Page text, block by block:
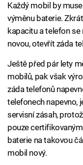
Každý mobil by
výměnu baterie.
kapacitu a telefon
novou, otevřít záda
Ještě před pár lety
mobilů, pak však
záda telefonů
telefonech napevno,
servisní zásah,
pouze
baterie na takovou
mobil nový.